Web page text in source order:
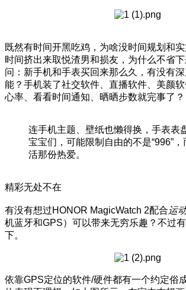
既然有时间开黑吃鸡，为啥没时间规划和
时间挤出来取悦渣男和损友，为什么不省
问：新手机和手表买回来那么久，有没有
能？手机装了社交软件、直播软件、美颜
心率、看看时间通知、晒晒步数就完事了？
连手机主题、壁纸也懒得换，手表表
宝宝们，可能限制自由的不是“996”
活那份热爱。
精彩无处不在
有没有想过HONOR MagicWatch 2配合运
机蓝牙和GPS）可以带来无穷乐趣？不过
下。
依靠GPS定位的软件/硬件都有一个约定俗